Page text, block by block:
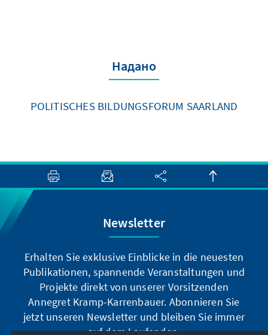
Надано
POLITISCHES BILDUNGSFORUM SAARLAND
Newsletter
Erhalten Sie exklusive Einblicke in die neuesten
Publikationen, spannende Veranstaltungen und
Projekte direkt von unserer Vorsitzenden
Annegret Kramp-Karrenbauer. Abonnieren Sie
jetzt unseren Newsletter und bleiben Sie immer
auf dem Laufenden.